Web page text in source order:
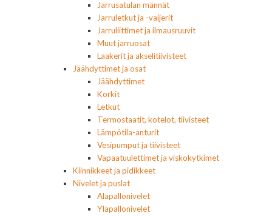
Jarrusatulan männät
Jarruletkut ja -vaijerit
Jarruliittimet ja ilmausruuvit
Muut jarruosat
Laakerit ja akselitiivisteet
Jäähdyttimet ja osat
Jäähdyttimet
Korkit
Letkut
Termostaatit, kotelot, tiivisteet
Lämpötila-anturit
Vesipumput ja tiivisteet
Vapaatuulettimet ja viskokytkimet
Kiinnikkeet ja pidikkeet
Nivelet ja puslat
Alapallonivelet
Yläpallonivelet